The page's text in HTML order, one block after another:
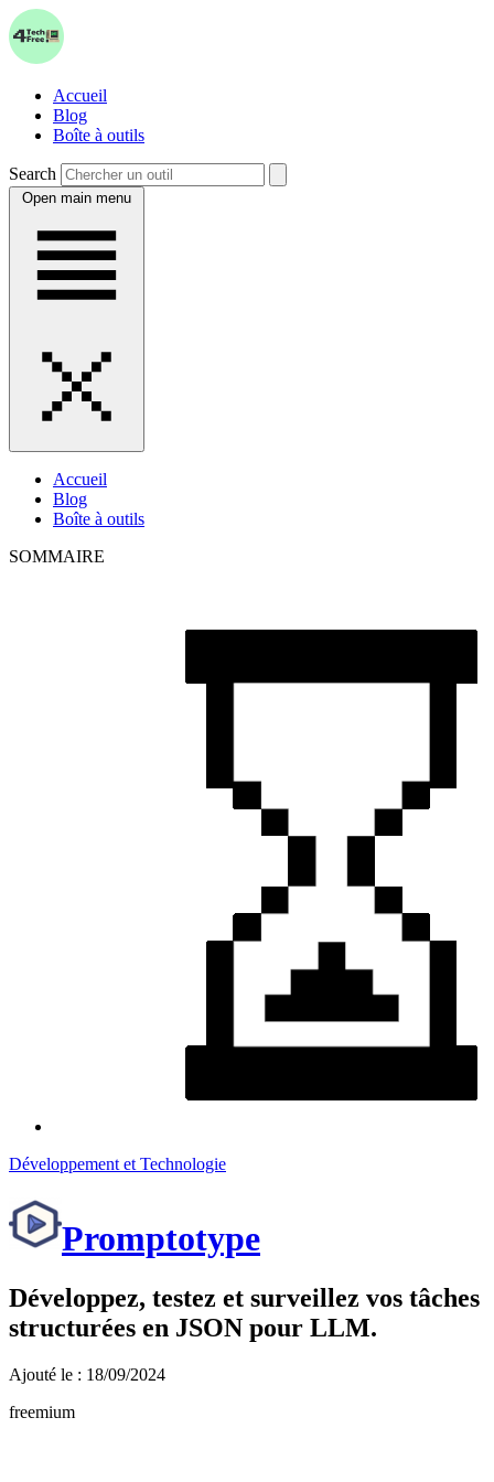
Accueil
Blog
Boîte à outils
Search
Open main menu
Accueil
Blog
Boîte à outils
SOMMAIRE
Développement et Technologie
Promptotype
Développez, testez et surveillez vos tâches
structurées en JSON pour LLM.
Ajouté le : 18/09/2024
freemium